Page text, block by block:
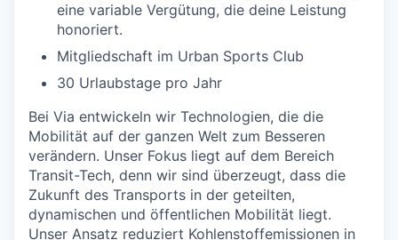
eine variable Vergütung, die deine Leistung
honoriert.
Mitgliedschaft im Urban Sports Club
30 Urlaubstage pro Jahr
Bei Via entwickeln wir Technologien, die die
Mobilität auf der ganzen Welt zum Besseren
verändern. Unser Fokus liegt auf dem Bereich
Transit-Tech, denn wir sind überzeugt, dass die
Zukunft des Transports in der geteilten,
dynamischen und öffentlichen Mobilität liegt.
Unser Ansatz reduziert Kohlenstoffemissionen in